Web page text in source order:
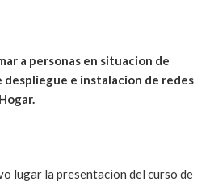
a personas en situacion de
despliegue e instalacion de redes
lugar la presentacion del curso de